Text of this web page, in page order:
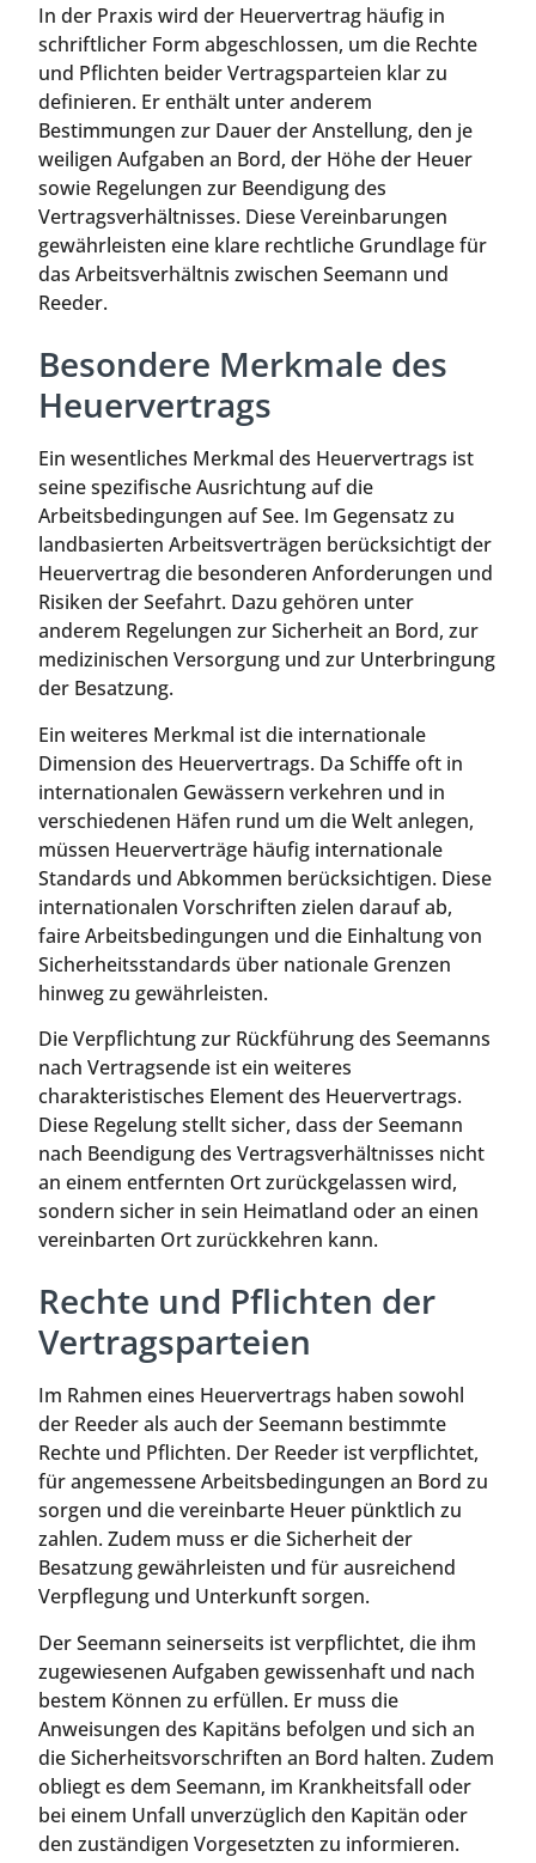
In der Praxis wird der Heuervertrag häufig in
schriftlicher Form abgeschlossen, um die Rechte
und Pflichten beider Vertragsparteien klar zu
definieren. Er enthält unter anderem
Bestimmungen zur Dauer der Anstellung, den je
weiligen Aufgaben an Bord, der Höhe der Heuer
sowie Regelungen zur Beendigung des
Vertragsverhältnisses. Diese Vereinbarungen
gewährleisten eine klare rechtliche Grundlage für
das Arbeitsverhältnis zwischen Seemann und
Reeder.
Besondere Merkmale des
Heuervertrags
Ein wesentliches Merkmal des Heuervertrags ist
seine spezifische Ausrichtung auf die
Arbeitsbedingungen auf See. Im Gegensatz zu
landbasierten Arbeitsverträgen berücksichtigt der
Heuervertrag die besonderen Anforderungen und
Risiken der Seefahrt. Dazu gehören unter
anderem Regelungen zur Sicherheit an Bord, zur
medizinischen Versorgung und zur Unterbringung
der Besatzung.
Ein weiteres Merkmal ist die internationale
Dimension des Heuervertrags. Da Schiffe oft in
internationalen Gewässern verkehren und in
verschiedenen Häfen rund um die Welt anlegen,
müssen Heuerverträge häufig internationale
Standards und Abkommen berücksichtigen. Diese
internationalen Vorschriften zielen darauf ab,
faire Arbeitsbedingungen und die Einhaltung von
Sicherheitsstandards über nationale Grenzen
hinweg zu gewährleisten.
Die Verpflichtung zur Rückführung des Seemanns
nach Vertragsende ist ein weiteres
charakteristisches Element des Heuervertrags.
Diese Regelung stellt sicher, dass der Seemann
nach Beendigung des Vertragsverhältnisses nicht
an einem entfernten Ort zurückgelassen wird,
sondern sicher in sein Heimatland oder an einen
vereinbarten Ort zurückkehren kann.
Rechte und Pflichten der
Vertragsparteien
Im Rahmen eines Heuervertrags haben sowohl
der Reeder als auch der Seemann bestimmte
Rechte und Pflichten. Der Reeder ist verpflichtet,
für angemessene Arbeitsbedingungen an Bord zu
sorgen und die vereinbarte Heuer pünktlich zu
zahlen. Zudem muss er die Sicherheit der
Besatzung gewährleisten und für ausreichend
Verpflegung und Unterkunft sorgen.
Der Seemann seinerseits ist verpflichtet, die ihm
zugewiesenen Aufgaben gewissenhaft und nach
bestem Können zu erfüllen. Er muss die
Anweisungen des Kapitäns befolgen und sich an
die Sicherheitsvorschriften an Bord halten. Zudem
obliegt es dem Seemann, im Krankheitsfall oder
bei einem Unfall unverzüglich den Kapitän oder
den zuständigen Vorgesetzten zu informieren.